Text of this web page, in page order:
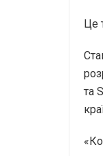
Це
та